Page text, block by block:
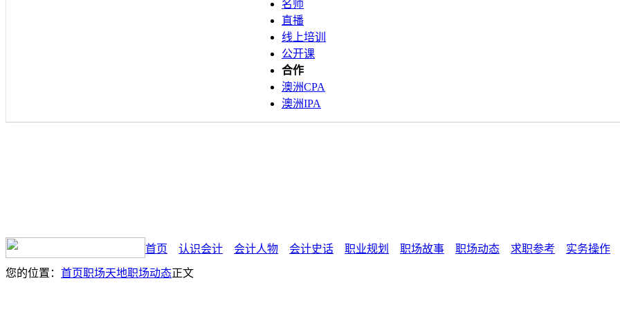
名师
直播
线上培训
公开课
合作
澳洲CPA
澳洲IPA
首页 认识会计 会计人物 会计史话 职业规划 职场故事 职场动态 求职参考 实务操作
您的位置： 首页职场天地职场动态正文